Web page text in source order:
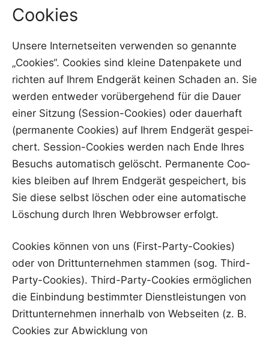
Cookies
Unse­re Inter­net­sei­ten ver­wen­den so genann­te
„Coo­kies“. Coo­kies sind klei­ne Daten­pa­ke­te und
rich­ten auf Ihrem End­ge­rät kei­nen Scha­den an. Sie
wer­den ent­we­der vor­über­ge­hend für die Dau­er
einer Sit­zung (Ses­si­on-Coo­kies) oder dau­er­haft
(per­ma­nen­te Coo­kies) auf Ihrem End­ge­rät gespei­
chert. Ses­si­on-Coo­kies wer­den nach Ende Ihres
Besuchs auto­ma­tisch gelöscht. Per­ma­nen­te Coo­
kies blei­ben auf Ihrem End­ge­rät gespei­chert, bis
Sie die­se selbst löschen oder eine auto­ma­ti­sche
Löschung durch Ihren Web­brow­ser erfolgt.
Coo­kies kön­nen von uns (First-Par­ty-Coo­kies)
oder von Dritt­un­ter­neh­men stam­men (sog. Third-
Par­ty-Coo­kies). Third-Par­ty-Coo­kies ermög­li­chen
die Ein­bin­dung bestimm­ter Dienst­leis­tun­gen von
Dritt­un­ter­neh­men inner­halb von Web­sei­ten (z. B.
Coo­kies zur Abwick­lung von